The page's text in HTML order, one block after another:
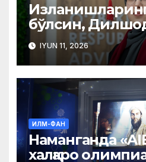
бўлсин,
IYUN 11, 2026
ИЛМ-ФАН
Наманганда
халқаро